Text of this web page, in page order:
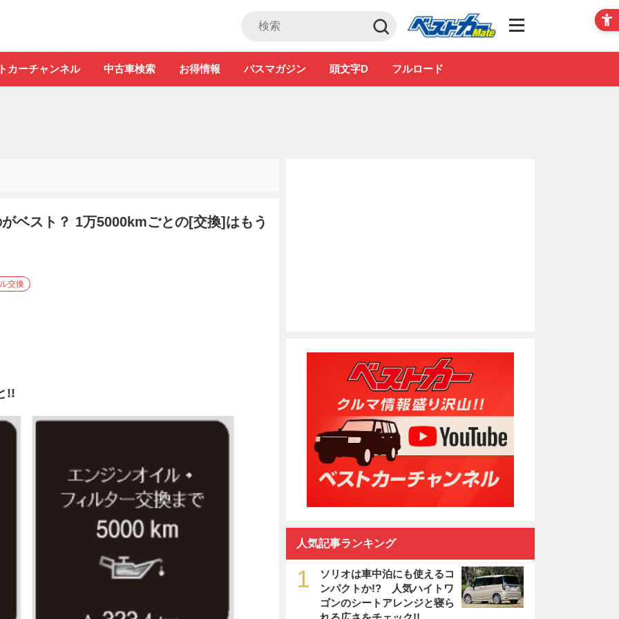
Club
カーチャンネル 中古車検索 お得情報 バスマガジン 頭文字D フルロード
ベスト？ 1万5000kmごとの[交換]はもう
交換
!!
人気記事ランキング
1
ソリオは車中泊にも使えるコ
ンパクトか!? 人気ハイトワ
ゴンのシートアレンジと寝ら